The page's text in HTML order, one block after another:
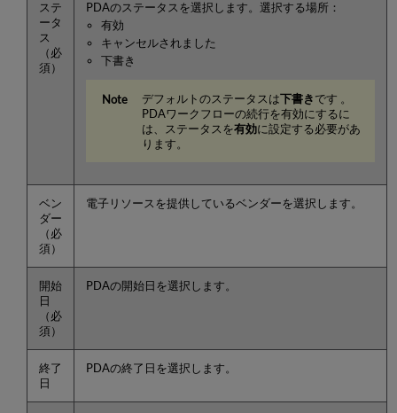
ステ
ータ
ス
（必
須）
PDAのステータスを選択します。選択する場所：
有効
キャンセルされました
下書き
デフォルトのステータスは下書き です 。
PDAワークフローの続行を有効にするに
は、ステータスを有効に設定する必要があ
ります。
ベン
ダー
（必
須）
電子リソースを提供しているベンダーを選択します。
開始
日
（必
須）
PDAの開始日を選択します。
終了
日
PDAの終了日を選択します。